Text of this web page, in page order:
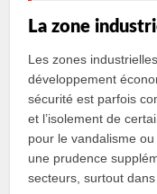
La zone
Les zones
développement
sécurité est parfois
et l’isolement de
pour le vandalisme
une prudence
secteurs, surtout